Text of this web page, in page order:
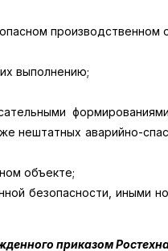
производственном
выполнению;
нештатных аварийно-
объекте;
безопасности, иными
приказом